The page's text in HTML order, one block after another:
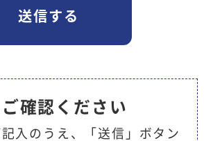
確認ください
入のうえ、「送信」ボタン